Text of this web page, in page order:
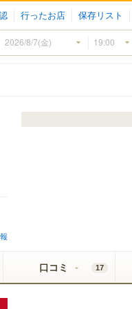
行ったお店 保存リスト
口コミ 17